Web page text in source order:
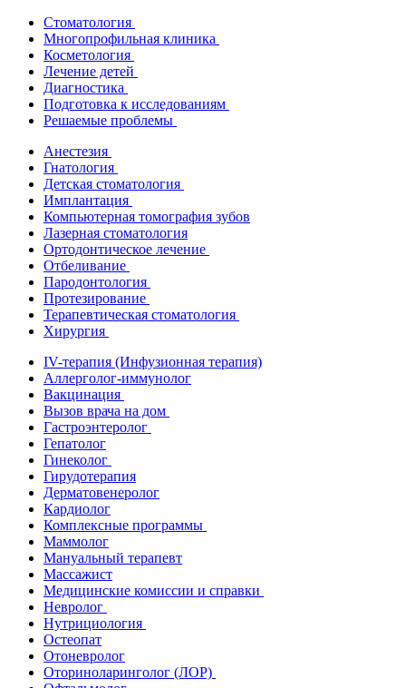
Стоматология
Многопрофильная клиника
Косметология
Лечение детей
Диагностика
Подготовка к исследованиям
Решаемые проблемы
Анестезия
Гнатология
Детская стоматология
Имплантация
Компьютерная томография зубов
Лазерная стоматология
Ортодонтическое лечение
Отбеливание
Пародонтология
Протезирование
Терапевтическая стоматология
Хирургия
IV-терапия (Инфузионная терапия)
Аллерголог-иммунолог
Вакцинация
Вызов врача на дом
Гастроэнтеролог
Гепатолог
Гинеколог
Гирудотерапия
Дерматовенеролог
Кардиолог
Комплексные программы
Маммолог
Мануальный терапевт
Массажист
Медицинские комиссии и справки
Невролог
Нутрициология
Остеопат
Отоневролог
Оториноларинголог (ЛОР)